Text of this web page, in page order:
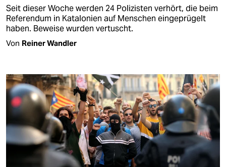
Seit dieser Woche werden 24 Polizisten verhört, die beim
Referendum in Katalonien auf Menschen eingeprügelt
haben. Beweise wurden vertuscht.
Von Reiner Wandler